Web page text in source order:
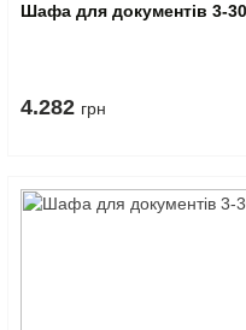
Шафа для документів 3-
4.282 грн